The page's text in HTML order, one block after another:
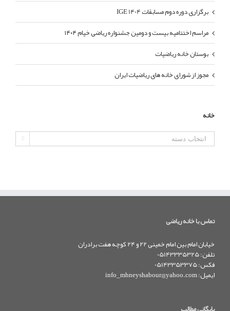
برگزاری دوره دوم مسابقات IGE 1404
مراسم اختتامیه بیست و دومین جشنواره ریاضی خیام ۱۴۰۴
بوستان خانه ریاضیات
مجوز از شورای خانه های ریاضیات ایران
خانه
خانه

تماس با خانه ریاضی
خیابان امام بین امام خمینی 22 و 24 کوچه هفت برادران
تلفن: 05143335325
فکس: 05143353375
ایمیل:info_mhneyshabour@yahoo.com